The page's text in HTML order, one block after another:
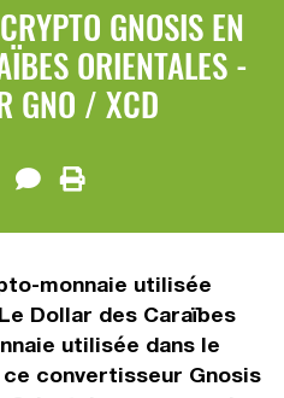
GNOSIS EN
ORIENTALES -
GNO / XCD
monnaie utilisée
Dollar des Caraïbes
utilisée dans le
convertisseur Gnosis